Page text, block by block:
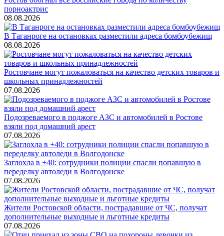
порноактрис
08.08.2026
В Таганроге на остановках разместили адреса бомбоубежищ
08.08.2026
Ростовчане могут пожаловаться на качество детских товаров и
школьных принадлежностей
07.08.2026
Подозреваемого в поджоге АЗС и автомобилей в Ростове
взяли под домашний арест
07.08.2026
Заглохла в +40: сотрудники полиции спасли попавшую в
переделку автоледи в Волгодонске
07.08.2026
Жители Ростовской области, пострадавшие от ЧС, получат
дополнительные выходные и льготные кредиты
07.08.2026